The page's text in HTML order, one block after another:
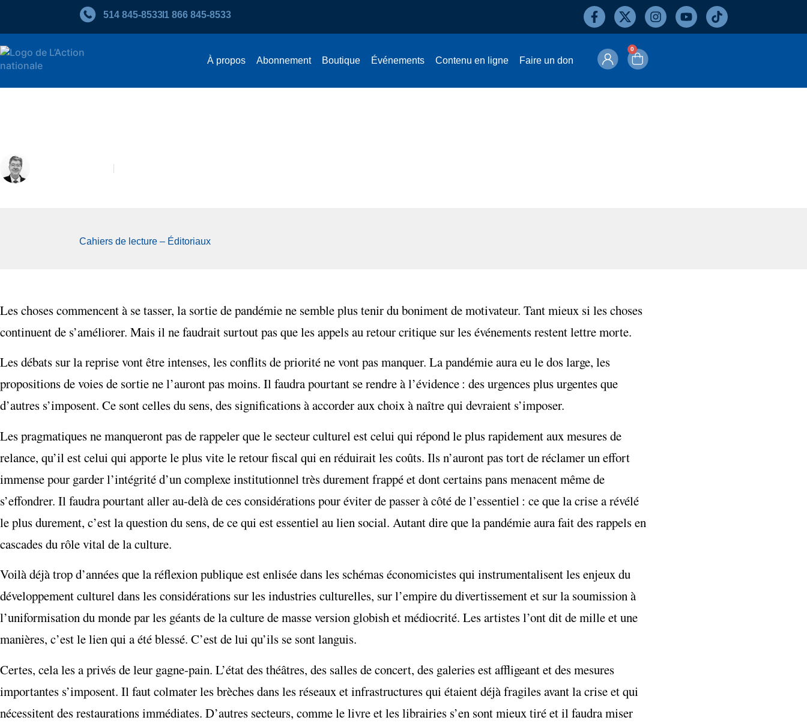
514 845‑85331 866 845‑8533
À propos Abonnement Boutique Événements Contenu en ligne Faire un don
0
Cahiers de lecture – Éditoriaux
Les choses commencent à se tasser, la sortie de pandémie ne semble plus tenir du boniment de motivateur. Tant mieux si les choses
continuent de s’améliorer. Mais il ne faudrait surtout pas que les appels au retour critique sur les événements restent lettre morte.
Les débats sur la reprise vont être intenses, les conflits de priorité ne vont pas manquer. La pandémie aura eu le dos large, les
propositions de voies de sortie ne l’auront pas moins. Il faudra pourtant se rendre à l’évidence : des urgences plus urgentes que
d’autres s’imposent. Ce sont celles du sens, des significations à accorder aux choix à naître qui devraient s’imposer.
Les pragmatiques ne manqueront pas de rappeler que le secteur culturel est celui qui répond le plus rapidement aux mesures de
relance, qu’il est celui qui apporte le plus vite le retour fiscal qui en réduirait les coûts. Ils n’auront pas tort de réclamer un effort
immense pour garder l’intégrité d’un complexe institutionnel très durement frappé et dont certains pans menacent même de
s’effondrer. Il faudra pourtant aller au-delà de ces considérations pour éviter de passer à côté de l’essentiel : ce que la crise a révélé
le plus durement, c’est la question du sens, de ce qui est essentiel au lien social. Autant dire que la pandémie aura fait des rappels en
cascades du rôle vital de la culture.
Voilà déjà trop d’années que la réflexion publique est enlisée dans les schémas économicistes qui instrumentalisent les enjeux du
développement culturel dans les considérations sur les industries culturelles, sur l’empire du divertissement et sur la soumission à
l’uniformisation du monde par les géants de la culture de masse version globish et médiocrité. Les artistes l’ont dit de mille et une
manières, c’est le lien qui a été blessé. C’est de lui qu’ils se sont languis.
Certes, cela les a privés de leur gagne-pain. L’état des théâtres, des salles de concert, des galeries est affligeant et des mesures
importantes s’imposent. Il faut colmater les brèches dans les réseaux et infrastructures qui étaient déjà fragiles avant la crise et qui
nécessitent des restaurations immédiates. D’autres secteurs, comme le livre et les librairies s’en sont mieux tiré et il faudra miser